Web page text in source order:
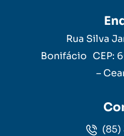
Rua Silva
Bonifácio CEP:
–